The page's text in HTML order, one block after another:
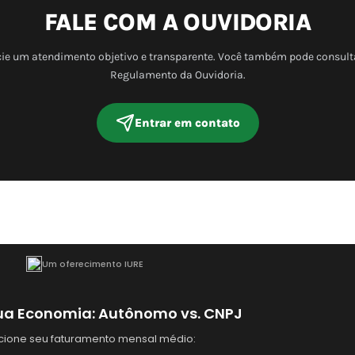
FALE COM A OUVIDORIA
um atendimento objetivo e transparente. Você também pode
Regulamento da Ouvidoria.
Entrar em contato